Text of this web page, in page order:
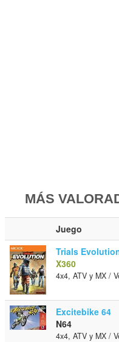
MÁS
Juego
Trials
X360
4x4, ATV y MX /
Excitebike 64
N64
4x4, ATV y MX /